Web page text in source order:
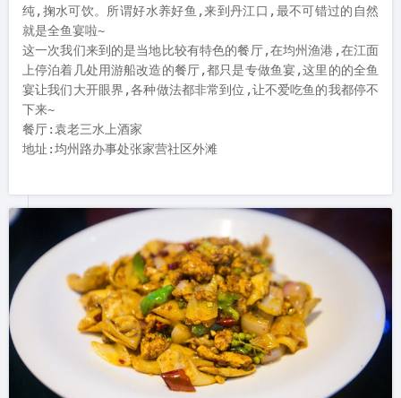
纯,掬水可饮。所谓好水养好鱼,来到丹江口,最不可错过的自然
就是全鱼宴啦~
这一次我们来到的是当地比较有特色的餐厅,在均州渔港,在江面
上停泊着几处用游船改造的餐厅,都只是专做鱼宴,这里的的全鱼
宴让我们大开眼界,各种做法都非常到位,让不爱吃鱼的我都停不
下来~
餐厅:袁老三水上酒家